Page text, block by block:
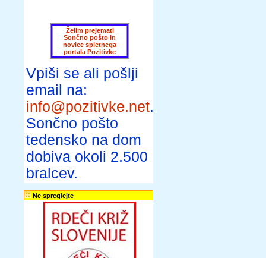
Želim prejemati
Sončno pošto in
novice spletnega
portala Pozitivke
Vpiši se ali pošlji
email na:
info@pozitivke.net.
Sončno pošto
tedensko na dom
dobiva okoli 2.500
bralcev.
Ne spreglejte